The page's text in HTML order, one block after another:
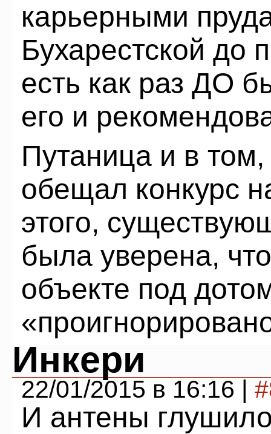
карьерными
Бухарестской до
есть как раз ДО
его и
Путаница и в
обещал конкурс
этого,
была уверена,
объекте под
Инкери
22/01/2015 в 16:16 |
И антены